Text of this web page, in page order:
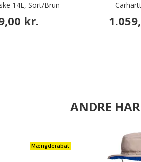
14L, Sort/Brun
kr.
ANDRE
Mængderabat